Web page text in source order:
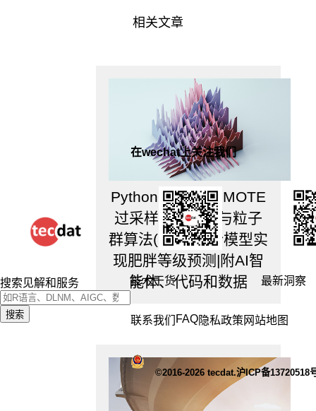
相关文章
Python、R开发SMOTE
过采样随机森林与粒子
群算法(PSO)融合模型实
现肥胖等级预测|附AI智
能体、代码和数据
搜索见解和服务
搜索
在wechat上关注我们
技术干货 最新洞察
联系我们 FAQ隐私政策 网站地图
©2016-2026 tecdat.沪ICP备13720518